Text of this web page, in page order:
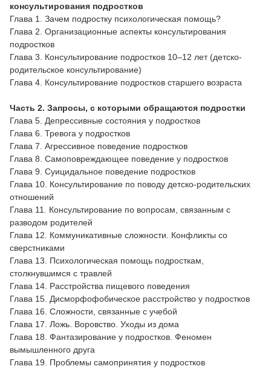
консультирования подростков
Глава 1. Зачем подростку психологическая помощь?
Глава 2. Организационные аспекты консультирования
подростков
Глава 3. Консультирование подростков 10–12 лет (детско-
родительское консультирование)
Глава 4. Консультирование подростков старшего возраста
Часть 2. Запросы, с которыми обращаются подростки
Глава 5. Депрессивные состояния у подростков
Глава 6. Тревога у подростков
Глава 7. Агрессивное поведение подростков
Глава 8. Самоповреждающее поведение у подростков
Глава 9. Суицидальное поведение подростков
Глава 10. Консультирование по поводу детско-родительских
отношений
Глава 11. Консультирование по вопросам, связанным с
разводом родителей
Глава 12. Коммуникативные сложности. Конфликты со
сверстниками
Глава 13. Психологическая помощь подросткам,
столкнувшимся с травлей
Глава 14. Расстройства пищевого поведения
Глава 15. Дисморфофобическое расстройство у подростков
Глава 16. Сложности, связанные с учебой
Глава 17. Ложь. Воровство. Уходы из дома
Глава 18. Фантазирование у подростков. Феномен
вымышленного друга
Глава 19. Проблемы самопринятия у подростков